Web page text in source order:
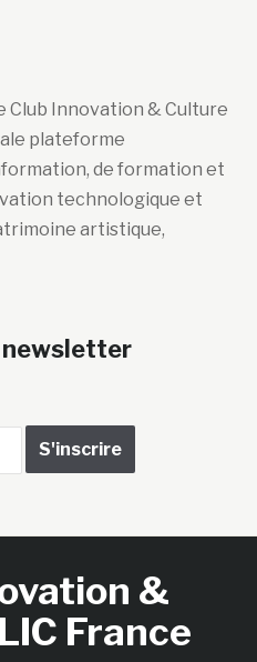
Club Innovation & Culture
plateforme
de formation et
technologique et
artistique,
newsletter
&
France